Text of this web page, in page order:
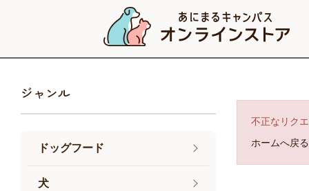
ジャンル
ドッグフード
犬
不正なリク
ホームへ戻る